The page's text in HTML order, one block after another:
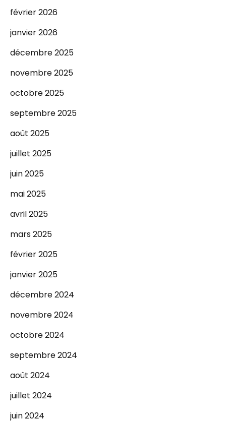
février 2026
janvier 2026
décembre 2025
novembre 2025
octobre 2025
septembre 2025
août 2025
juillet 2025
juin 2025
mai 2025
avril 2025
mars 2025
février 2025
janvier 2025
décembre 2024
novembre 2024
octobre 2024
septembre 2024
août 2024
juillet 2024
juin 2024